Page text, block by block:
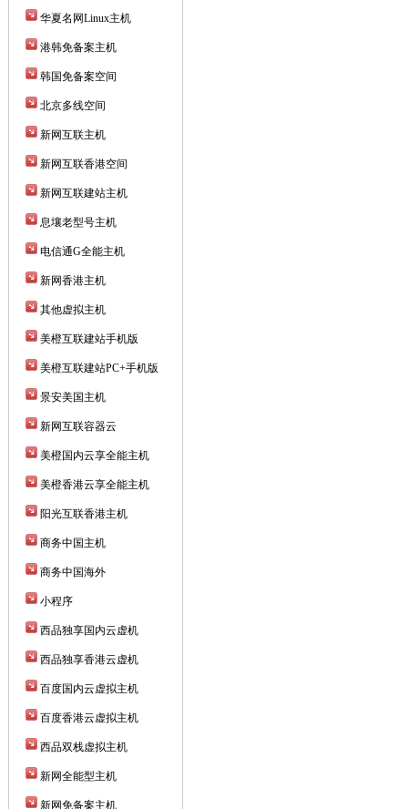
华夏名网Linux主机
港韩免备案主机
韩国免备案空间
北京多线空间
新网互联主机
新网互联香港空间
新网互联建站主机
息壤老型号主机
电信通G全能主机
新网香港主机
其他虚拟主机
美橙互联建站手机版
美橙互联建站PC+手机版
景安美国主机
新网互联容器云
美橙国内云享全能主机
美橙香港云享全能主机
阳光互联香港主机
商务中国主机
商务中国海外
小程序
西品独享国内云虚机
西品独享香港云虚机
百度国内云虚拟主机
百度香港云虚拟主机
西品双栈虚拟主机
新网全能型主机
新网免备案主机